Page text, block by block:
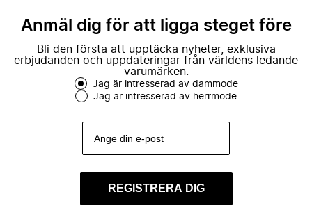
Anmäl dig för att ligga steget före
Bli den första att upptäcka nyheter, exklusiva
erbjudanden och uppdateringar från världens ledande
varumärken.
Jag är intresserad av dammode
Jag är intresserad av herrmode
REGISTRERA DIG